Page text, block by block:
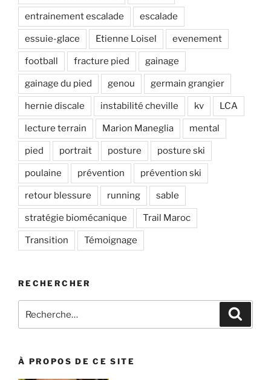
entrainement escalade escalade
essuie-glace Etienne Loisel evenement
football fracture pied gainage
gainage du pied genou germain grangier
hernie discale instabilité cheville kv LCA
lecture terrain Marion Maneglia mental
pied portrait posture posture ski
poulaine prévention prévention ski
retour blessure running sable
stratégie biomécanique Trail Maroc
Transition Témoignage
RECHERCHER
pour
À PROPOS DE CE SITE